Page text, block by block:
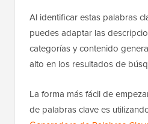
Al identificar estas palabras
puedes adaptar las
categorías y contenido
alto en los resultados de
La forma más fácil de
de palabras clave es